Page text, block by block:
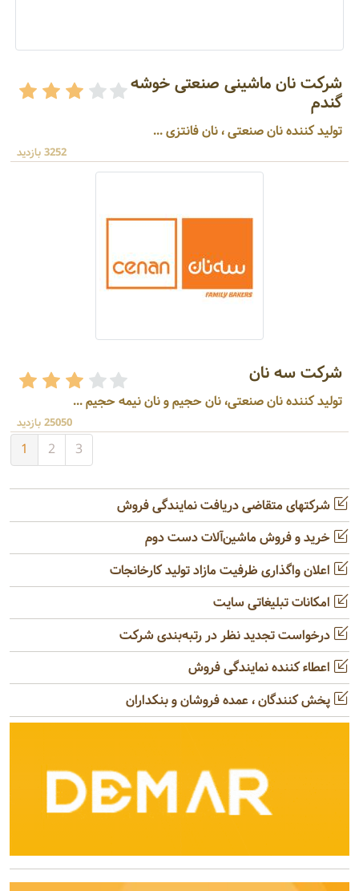
شرکت نان ماشینی صنعتی خوشه
گندم
تولید کننده نان صنعتی ، نان فانتزی ...
3252 بازدید
شرکت سه نان
تولید کننده نان صنعتی، نان حجیم و نان نیمه حجیم ...
25050 بازدید
1 2 3
شرکتهای متقاضی دریافت نمایندگی فروش
خرید و فروش ماشین‌آلات دست دوم
اعلان واگذاری ظرفیت مازاد تولید کارخانجات
امکانات تبلیغاتی سایت
درخواست تجدید نظر در رتبه‌بندی شرکت
اعطاء کننده نمایندگی فروش
پخش کنندگان ، عمده فروشان و بنکداران